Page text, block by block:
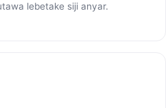
lebetake siji anyar.